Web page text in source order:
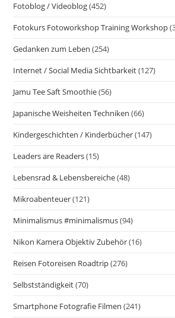
Fotoblog / Videoblog(452)
Fotokurs Fotoworkshop Training Workshop
Gedanken zum Leben (254)
Internet / Social Media Sichtbarkeit(127)
Jamu Tee Saft Smoothie(56)
Japanische Weisheiten Techniken (66)
Kindergeschichten / Kinderbücher(147)
Leaders are Readers(15)
Lebensrad & Lebensbereiche(48)
Mikroabenteuer(121)
Minimalismus #minimalismus(94)
Nikon Kamera Objektiv Zubehör(16)
Reisen Fotoreisen Roadtrip(276)
Selbstständigkeit(70)
Smartphone Fotografie Filmen (241)